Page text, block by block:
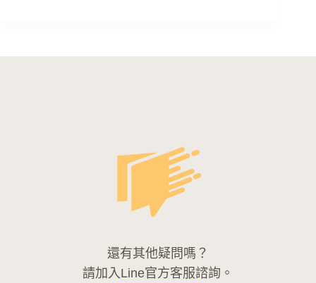
還有其他疑問嗎？
請加入Line官方客服諮詢。